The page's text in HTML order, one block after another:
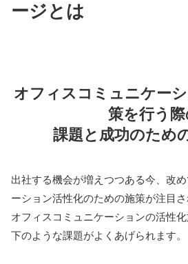
活用シーン
関連情報
ージとは
オフィスコミュニケー
策を行う
課題と成功のため
出社する機会が増えつつある今、改
ーション活性化のための施策が注目さ
オフィスコミュニケーションの活性
下のような課題がよくあげられます。